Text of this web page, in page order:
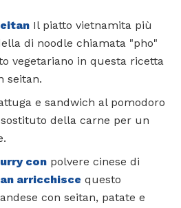
Il piatto vietnamita più
di noodle chiamata "pho"
vegetariano in questa ricetta
seitan.
e sandwich al pomodoro
della carne per un
con polvere cinese di
arricchisce questo
con seitan, patate e